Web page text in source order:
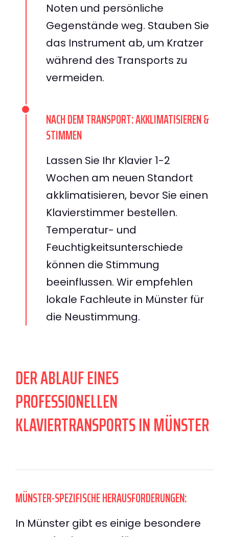
Noten und persönliche
Gegenstände weg. Stauben Sie
das Instrument ab, um Kratzer
während des Transports zu
vermeiden.
NACH DEM TRANSPORT: AKKLIMATISIEREN &
STIMMEN
Lassen Sie Ihr Klavier 1-2
Wochen am neuen Standort
akklimatisieren, bevor Sie einen
Klavierstimmer bestellen.
Temperatur- und
Feuchtigkeitsunterschiede
können die Stimmung
beeinflussen. Wir empfehlen
lokale Fachleute in Münster für
die Neustimmung.
DER ABLAUF EINES
PROFESSIONELLEN
KLAVIERTRANSPORTS IN MÜNSTER
MÜNSTER-SPEZIFISCHE HERAUSFORDERUNGEN:
In Münster gibt es einige besondere